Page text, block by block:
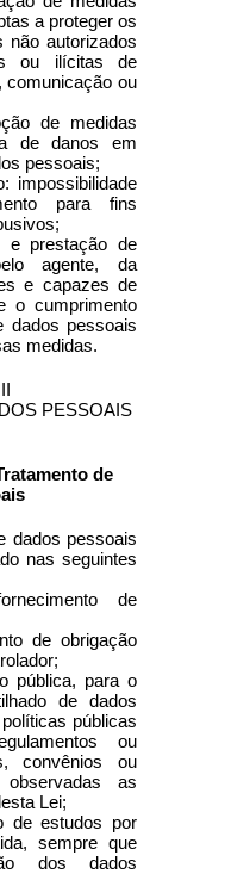
a proteger os
não autorizados
ou ilícitas de
comunicação ou
de medidas
de danos em
pessoais;
impossibilidade
para fins
e prestação de
agente, da
e capazes de
o cumprimento
dados pessoais
medidas.
PESSOAIS
de
dados pessoais
nas seguintes
de
de obrigação
pública, para o
de dados
públicas
ou
convênios ou
observadas as
Lei;
de estudos por
sempre que
dos dados